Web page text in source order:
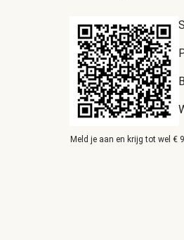
Meld je aan en krijg tot wel €